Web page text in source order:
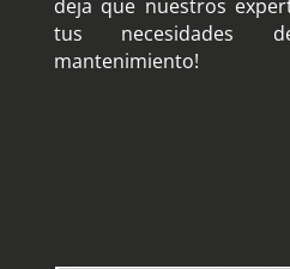
deja que nuestros
tus necesidades
mantenimiento!